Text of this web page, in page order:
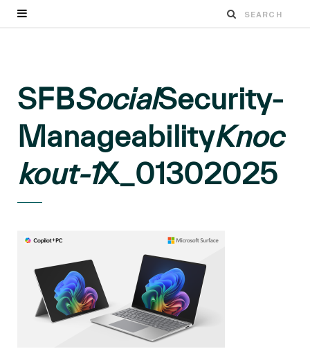
SFBSocialSecurity-
ManageabilityKnoc
kout-1X_01302025